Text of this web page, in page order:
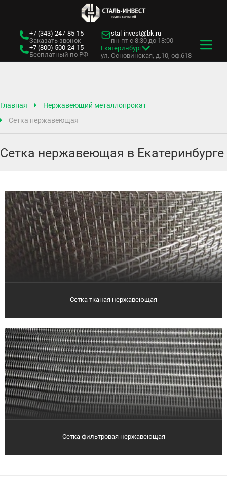
+7 (343) 247-85-15
Заказать звонок
+7 (800) 500-24-15
Бесплатный по РФ
stal-invest@bk.ru
пн-пт с 8:30 до 18:00
Екатеринбург
ул. Основинская, д.10, оф.618
Главная
Нержавеющий металлопрокат
Сетка нержавеющая
Сетка нержавеющая в Екатеринбурге
Сетка тканая нержавеющая
Сетка фильтровая нержавеющая